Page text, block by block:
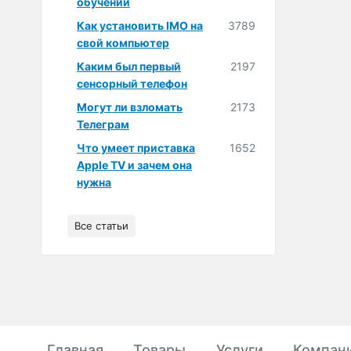
Как установить IMO на
свой компьютер
3789
Каким был первый
сенсорный телефон
2197
Могут ли взломать
Телеграм
2173
Что умеет приставка
Apple TV и зачем она
нужна
1652
Все статьи